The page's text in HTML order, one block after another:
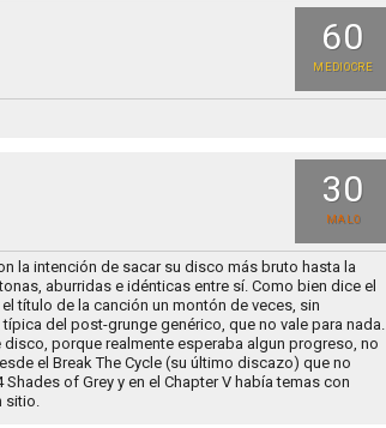
60
MEDIOCRE
30
MALO
la intención de sacar su disco más bruto hasta la
aburridas e idénticas entre sí. Como bien dice el
título de la canción un montón de veces, sin
del post-grunge genérico, que no vale para nada.
porque realmente esperaba algun progreso, no
el Break The Cycle (su último discazo) que no
of Grey y en el Chapter V había temas con
sitio.